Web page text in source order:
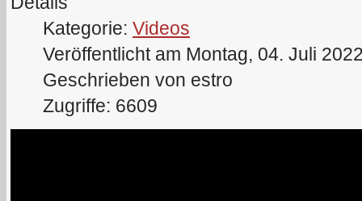
Kategorie: Videos
Veröffentlicht am Montag, 04. Juli
Geschrieben von estro
Zugriffe: 6609